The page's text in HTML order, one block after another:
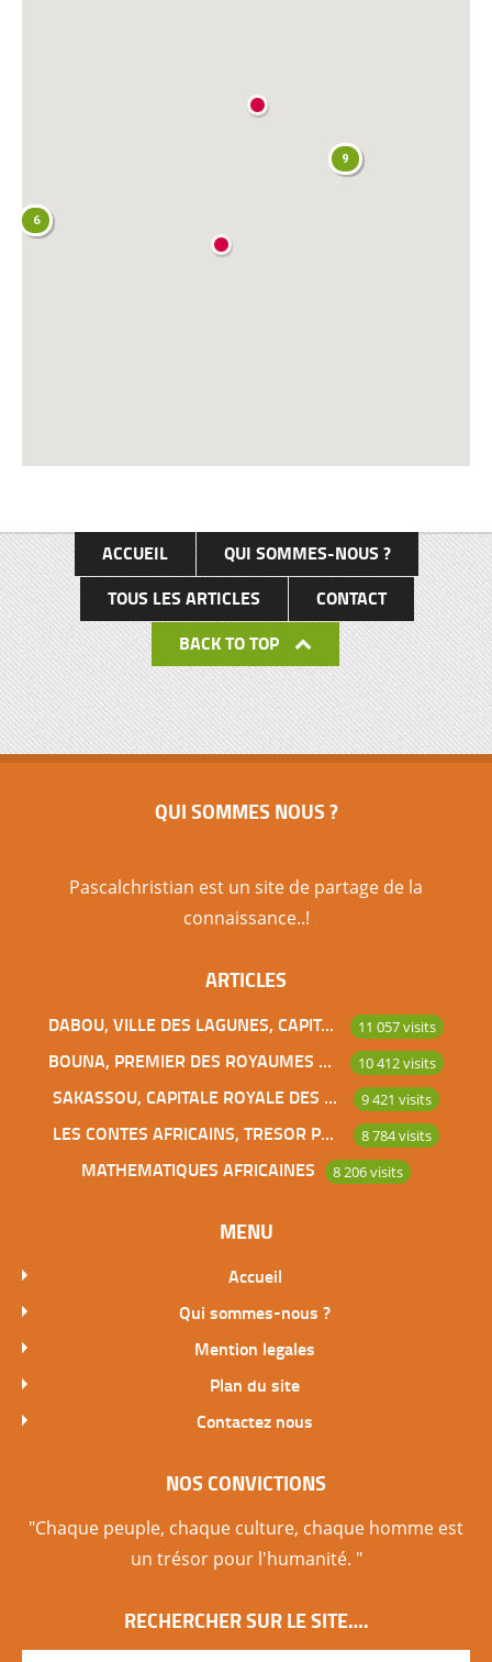
6
9
ACCUEIL
QUI SOMMES-NOUS ?
TOUS LES ARTICLES
CONTACT
BACK TO TOP
QUI SOMMES NOUS ?
Pascalchristian est un site de partage de la
connaissance..!
ARTICLES
DABOU, VILLE DES LAGUNES, CAPITALE DES ADJOUKROU 11 057 visits
BOUNA, PREMIER DES ROYAUMES DE CÔTE D’IVOIRE 10 412 visits
SAKASSOU, CAPITALE ROYALE DES BAOULES 9 421 visits
LES CONTES AFRICAINS, TRESOR POUR L’HUMANITE 8 784 visits
MATHEMATIQUES AFRICAINES 8 206 visits
MENU
Accueil
Qui sommes-nous ?
Mention legales
Plan du site
Contactez nous
NOS CONVICTIONS
"Chaque peuple, chaque culture, chaque homme est
un trésor pour l'humanité. "
RECHERCHER SUR LE SITE….